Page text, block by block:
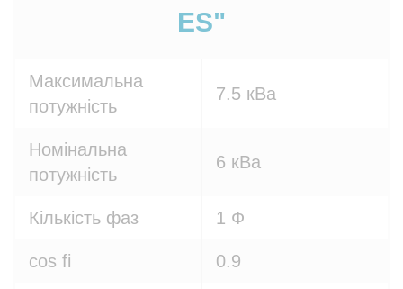
ES"
Максимальна
потужність
7.5 кВа
Номінальна
потужність
6 кВа
Кількість фаз 1 Ф
cos fi 0.9